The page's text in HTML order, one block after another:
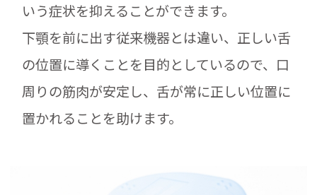
いう症状を抑えることができます。
下顎を前に出す従来機器とは違い、正しい舌
の位置に導くことを目的としているので、口
周りの筋肉が安定し、舌が常に正しい位置に
置かれることを助けます。